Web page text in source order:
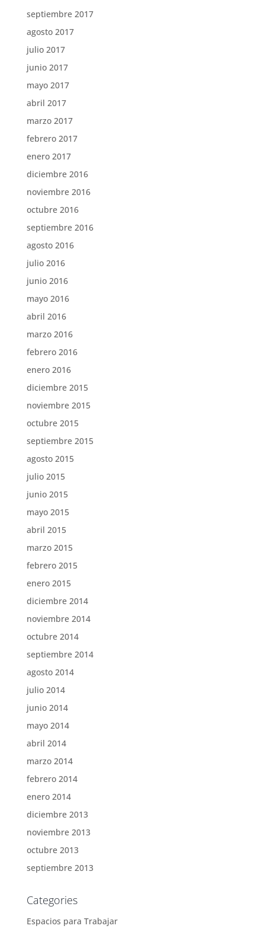
septiembre 2017
agosto 2017
julio 2017
junio 2017
mayo 2017
abril 2017
marzo 2017
febrero 2017
enero 2017
diciembre 2016
noviembre 2016
octubre 2016
septiembre 2016
agosto 2016
julio 2016
junio 2016
mayo 2016
abril 2016
marzo 2016
febrero 2016
enero 2016
diciembre 2015
noviembre 2015
octubre 2015
septiembre 2015
agosto 2015
julio 2015
junio 2015
mayo 2015
abril 2015
marzo 2015
febrero 2015
enero 2015
diciembre 2014
noviembre 2014
octubre 2014
septiembre 2014
agosto 2014
julio 2014
junio 2014
mayo 2014
abril 2014
marzo 2014
febrero 2014
enero 2014
diciembre 2013
noviembre 2013
octubre 2013
septiembre 2013
Categories
Espacios para Trabajar